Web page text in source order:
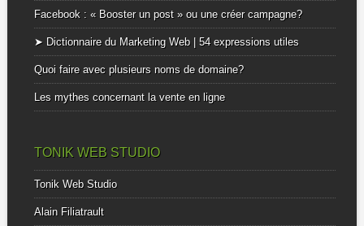
Facebook : « Booster un post » ou une créer campagne?
➤ Dictionnaire du Marketing Web | 54 expressions utiles
Quoi faire avec plusieurs noms de domaine?
Les mythes concernant la vente en ligne
TONIK WEB STUDIO
Tonik Web Studio
Alain Filiatrault